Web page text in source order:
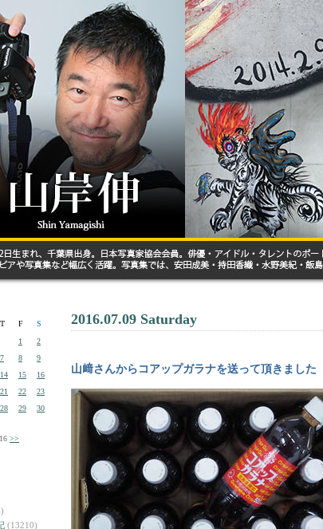
T F
S
1
2
7 8
9
14 15
16
21 22
23
28 29
30
>>
(13210)
2016.07.09 Saturday
山﨑さんからコアップガラナを送って頂きました